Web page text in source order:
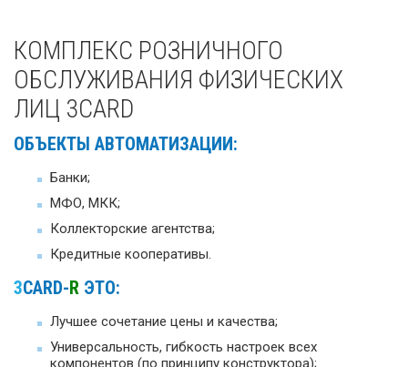
КОМПЛЕКС РОЗНИЧНОГО
ОБСЛУЖИВАНИЯ ФИЗИЧЕСКИХ
ЛИЦ 3CARD
ОБЪЕКТЫ АВТОМАТИЗАЦИИ:
Банки;
МФО, МКК;
Коллекторские агентства;
Кредитные кооперативы.
3CARD-R ЭТО:
Лучшее сочетание цены и качества;
Универсальность, гибкость настроек всех
компонентов (по принципу конструктора);